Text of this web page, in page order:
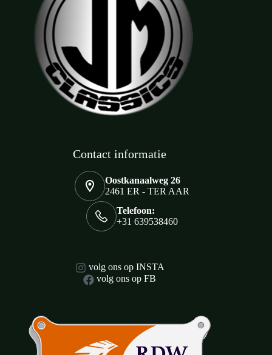
Contact informatie
Oostkanaalweg 26
2461 ER - TER AAR
Telefoon:
+31 639538460
volg ons op INSTA
volg ons op FB